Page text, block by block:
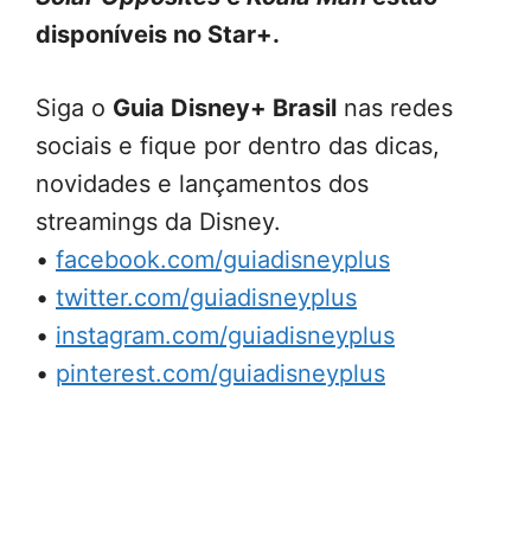
disponíveis no Star+.
Siga o Guia Disney+ Brasil nas redes
sociais e fique por dentro das dicas,
novidades e lançamentos dos
streamings da Disney.
• facebook.com/guiadisneyplus
• twitter.com/guiadisneyplus
• instagram.com/guiadisneyplus
• pinterest.com/guiadisneyplus